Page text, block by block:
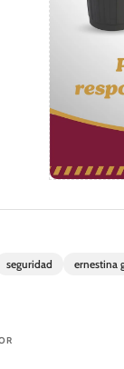
seguridad ernestina